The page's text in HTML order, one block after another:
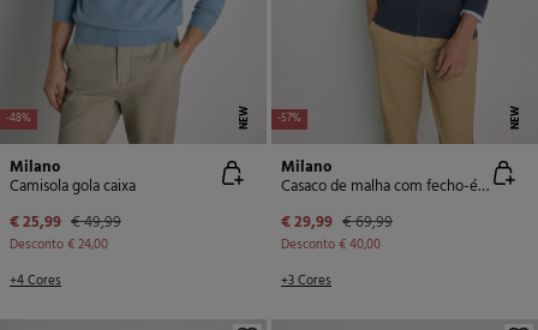
-48% NEW
Milano
Camisola gola caixa
€ 25,99 € 49,99
Desconto€ 24,00
+4 Cores
-57% NEW
Milano
Casaco de malha com fecho-éclair
€ 29,99 € 69,99
Desconto€ 40,00
+3 Cores